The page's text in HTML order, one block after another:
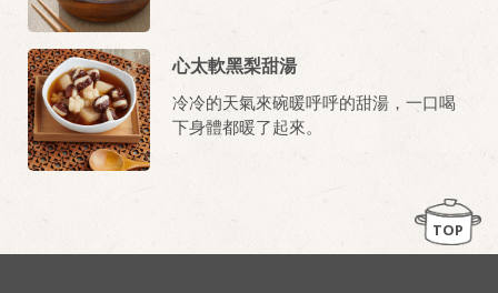
心太軟黑梨甜湯
冷冷的天氣來碗暖呼呼的甜湯，一口喝
下身體都暖了起來。
TOP